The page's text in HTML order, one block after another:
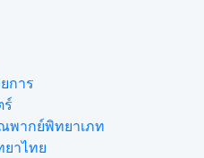
การ
ร์
พากย์พิทยาเภท
าไทย